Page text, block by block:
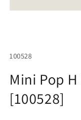
SKU:
100528
Mini Pop
[100528]